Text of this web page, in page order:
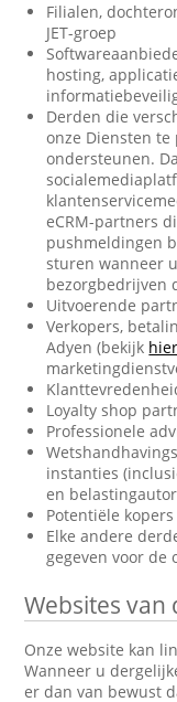
Filialen,
JET-groep
hosting,
Derden die
onze Diensten
ondersteunen.
eCRM-partners
pushmeldingen
sturen wanneer
bezorgbedrijven
Uitvoerende
Verkopers,
Adyen (bekijk
Loyalty shop
Professionele
instanties
en
Potentiële kopers
Elke andere
gegeven voor de
Websites van
Onze website kan
Wanneer u
er dan van bewust